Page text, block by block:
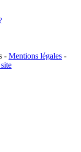
- Mentions légales -